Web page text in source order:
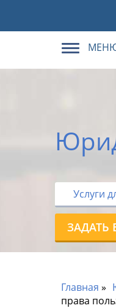
Услуги
ЗАДАТЬ
Главная
права